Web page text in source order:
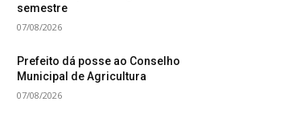
semestre
07/08/2026
Prefeito dá posse ao Conselho
Municipal de Agricultura
07/08/2026